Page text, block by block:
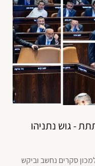
- גוש נתניהו
סקרים נחשב וביקש